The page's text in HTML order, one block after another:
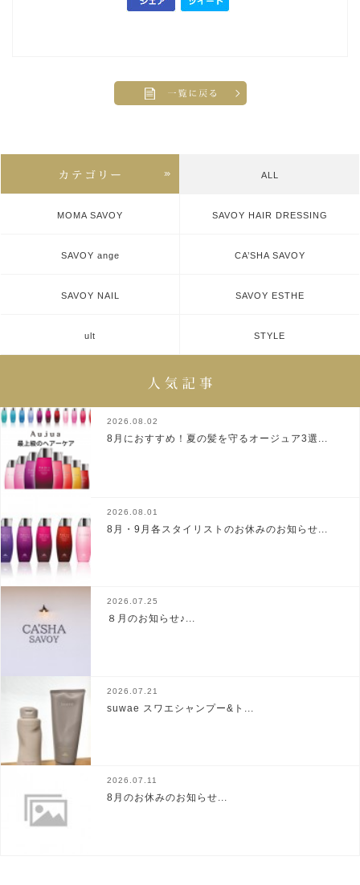
ALL
MOMA SAVOY SAVOY HAIR DRESSING
SAVOY ange CA’SHA SAVOY
SAVOY NAIL SAVOY ESTHE
ult STYLE
2026.08.02
8月におすすめ！夏の髪を守るオージュア3選...
2026.08.01
8月・9月各スタイリストのお休みのお知らせ...
2026.07.25
８月のお知らせ♪...
2026.07.21
suwae スワエシャンプー&ト...
2026.07.11
8月のお休みのお知らせ...